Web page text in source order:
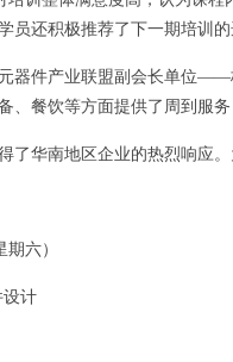
还积极推荐了下一期培训
器件产业联盟副会长单位
餐饮等方面提供了周到服
了华南地区企业的热烈响应
六）
设计